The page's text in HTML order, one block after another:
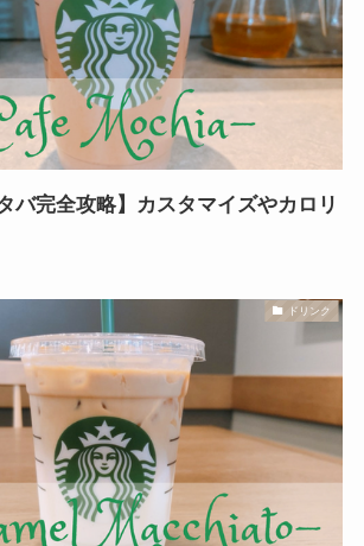
バ完全攻略】カスタマイズやカロリ
ドリンク